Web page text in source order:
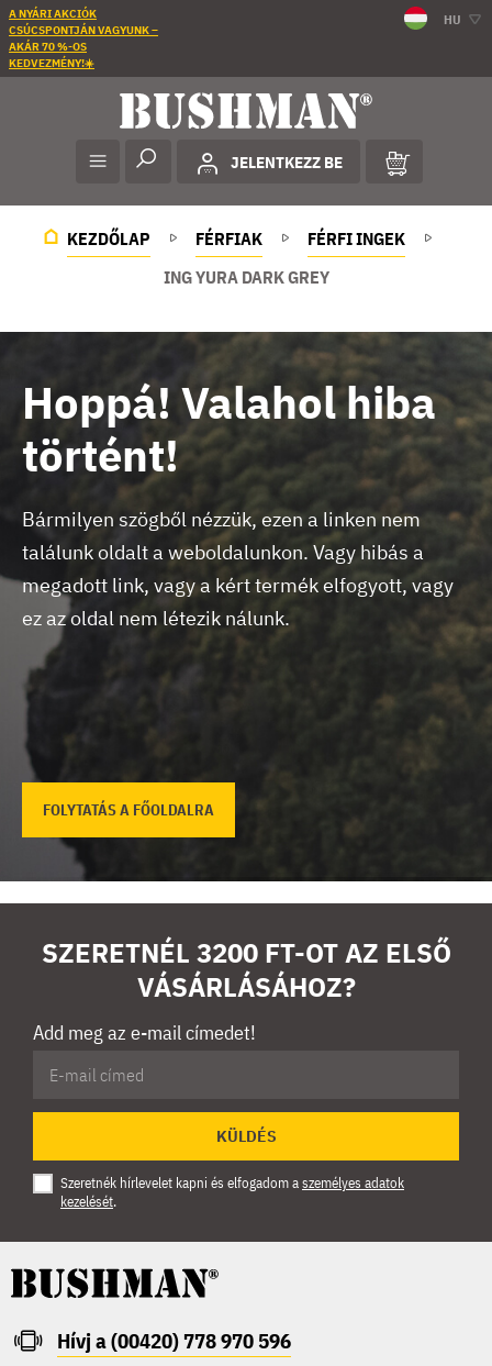
A NYÁRI AKCIÓK
CSÚCSPONTJÁN VAGYUNK –
AKÁR 70 %-OS
KEDVEZMÉNY!☀️
HU
JELENTKEZZ BE
KEZDŐLAP FÉRFIAK
FÉRFI INGEK
ING YURA DARK GREY
Hoppá! Valahol hiba
történt!
Bármilyen szögből nézzük, ezen a linken nem
találunk oldalt a weboldalunkon. Vagy hibás a
megadott link, vagy a kért termék elfogyott, vagy
ez az oldal nem létezik nálunk.
FOLYTATÁS A FŐOLDALRA
SZERETNÉL 3200 FT-OT AZ ELSŐ
VÁSÁRLÁSÁHOZ?
Add meg az e-mail címedet!
KÜLDÉS
Szeretnék hírlevelet kapni és elfogadom aszemélyes adatok
kezelését.
Hívj a (00420) 778 970 596